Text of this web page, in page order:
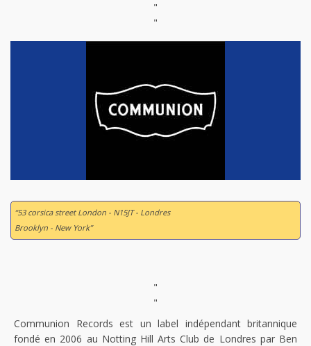
"
"
“53 corsica street London - N15JT - Londres
Brooklyn - New York”
"
"
Communion Records est un label indépendant britannique
fondé en 2006 au Notting Hill Arts Club de Londres par Ben